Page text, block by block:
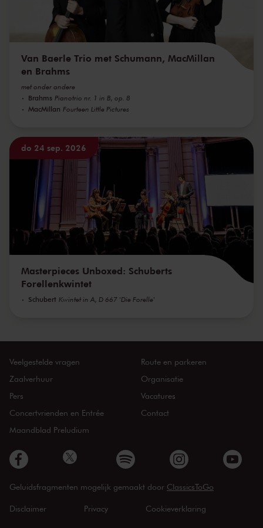
Van Baerle Trio met Schumann, MacMillan
en Brahms
met onder andere
Brahms Pianotrio nr. 1 in B, op. 8
MacMillan Fourteen Little Pictures
do 24 sep. 2026
Masterpieces Unboxed: Schuberts
Forellenkwintet
Schubert Kwintet in A, D 667 'Die Forelle'
Veelgestelde vragen
Zaalverhuur
Pers
Concertvrienden en Entrée
Maandblad Preludium
Route en parkeren
Organisatie
Vacatures
Contact
Geluidsfragmenten mogelijk gemaakt door ClassicsToGo
Disclaimer Privacy Cookieverklaring